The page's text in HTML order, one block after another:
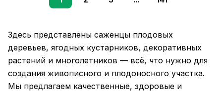
Здесь представлены саженцы плодовых
деревьев, ягодных кустарников, декоративных
растений и многолетников — всё, что нужно для
создания живописного и плодоносного участка.
Мы предлагаем качественные, здоровые и